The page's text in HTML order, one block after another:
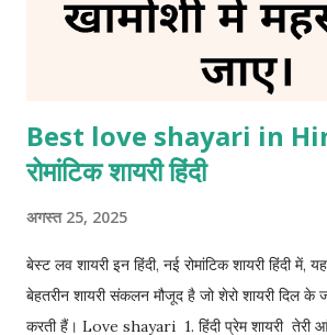
Best love shayari in
रोमांटिक शायरी हिंदी
अगस्त 25, 2025
बेस्ट लव शायरी इन हिंदी, नई रोमांटिक शायरी हिंदी में,
बेहतरीन शायरी संकलन मौजूद है जो शेरो शायरी दिल के
करती हैं। Love shayari 1. हिंदी प्रेम शायरी तेरी